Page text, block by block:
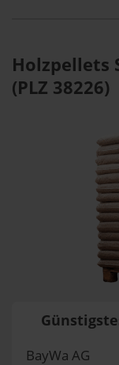
Holzpellets
(PLZ 38226)
BayWa AG